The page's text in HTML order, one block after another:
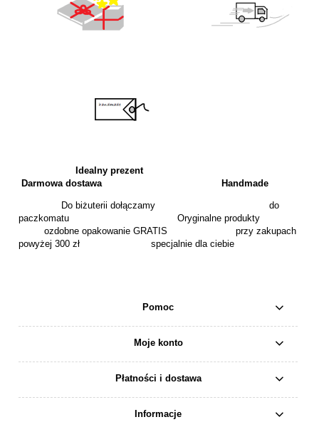
Idealny prezent
Darmowa dostawa
Handmade
Do biżuterii dołączamy do
paczkomatu Oryginalne produkty
ozdobne opakowanie GRATIS przy zakupach
powyżej 300 zł specjalnie dla ciebie
Pomoc
Moje konto
Płatności i dostawa
Informacje